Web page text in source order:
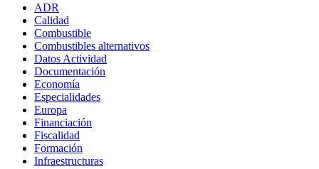
ADR
Calidad
Combustible
Combustibles alternativos
Datos Actividad
Documentación
Economía
Especialidades
Europa
Financiación
Fiscalidad
Formación
Infraestructuras